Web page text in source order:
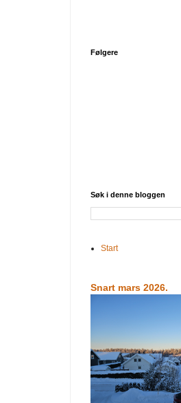
Følgere
Søk i denne bloggen
Start
Snart mars 2026.